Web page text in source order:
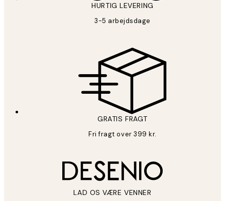
HURTIG LEVERING
3-5 arbejdsdage
GRATIS FRAGT
Fri fragt over 399 kr.
LAD OS VÆRE VENNER